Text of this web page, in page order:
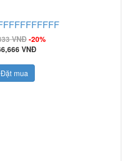
VNĐ -20%
VNĐ
Đặt mua